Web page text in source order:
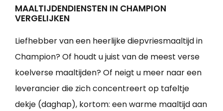
MAALTIJDENDIENSTEN IN CHAMPION
VERGELIJKEN
Liefhebber van een heerlijke diepvriesmaaltijd in
Champion? Of houdt u juist van de meest verse
koelverse maaltijden? Of neigt u meer naar een
leverancier die zich concentreert op tafeltje
dekje (daghap), kortom: een warme maaltijd aan